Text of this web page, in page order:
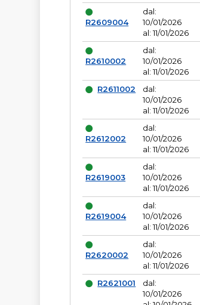
R2609004
dal:
10/01/2026
al: 11/01/2026
R2610002
dal:
10/01/2026
al: 11/01/2026
R2611002
dal:
10/01/2026
al: 11/01/2026
R2612002
dal:
10/01/2026
al: 11/01/2026
R2619003
dal:
10/01/2026
al: 11/01/2026
R2619004
dal:
10/01/2026
al: 11/01/2026
R2620002
dal:
10/01/2026
al: 11/01/2026
R2621001
dal:
10/01/2026